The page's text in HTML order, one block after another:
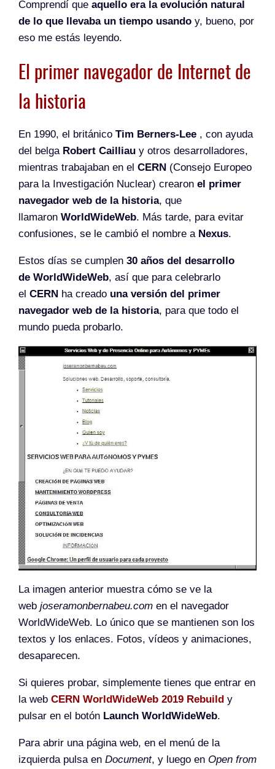
Comprendí que aquello era la evolución natural
de lo que llevaba un tiempo usando y, bueno, por
eso me estás leyendo.
El primer navegador de Internet de
la historia
En 1990, el británico Tim Berners-Lee , con ayuda
del belga Robert Cailliau y otros desarrolladores,
mientras trabajaban en el CERN (Consejo Europeo
para la Investigación Nuclear) crearon el primer
navegador web de la historia, que
llamaron WorldWideWeb. Más tarde, para evitar
confusiones, se le cambió el nombre a Nexus.
Estos días se cumplen 30 años del desarrollo
de WorldWideWeb, así que para celebrarlo
el CERN ha creado una versión del primer
navegador web de la historia, para que todo el
mundo pueda probarlo.
La imagen anterior muestra cómo se ve la
web joseramonbernabeu.com en el navegador
WorldWideWeb. Lo único que se mantienen son los
textos y los enlaces. Fotos, vídeos y animaciones,
desaparecen.
Si quieres probar, simplemente tienes que entrar en
la web CERN WorldWideWeb 2019 Rebuild y
pulsar en el botón Launch WorldWideWeb.
Para abrir una página web, en el menú de la
izquierda pulsa en Document, y luego en Open from